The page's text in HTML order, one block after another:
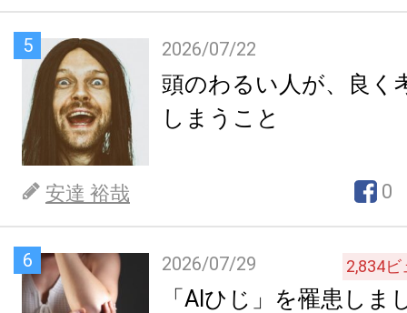
5 2026/07/22
頭のわるい人が、良く
しまうこと
安達 裕哉 0
6 2026/07/29 2,834ビ
「AIひじ」を罹患しま